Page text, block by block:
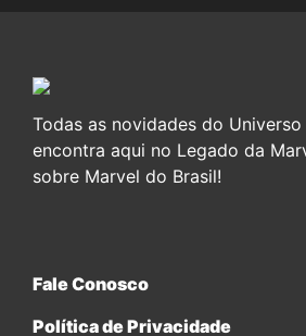
Todas as novidades do
encontra aqui no Legado da
sobre Marvel do Brasil!
Fale Conosco
Política de Privacidade